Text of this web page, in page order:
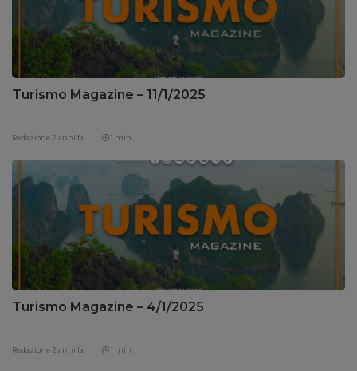
Turismo Magazine – 11/1/2025
Redazione 2 anni fa 1 min
Turismo Magazine – 4/1/2025
Redazione 2 anni fa 1 min